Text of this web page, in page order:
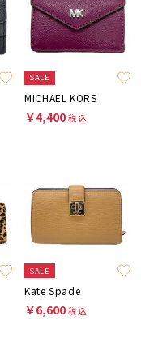
SALE
MICHAEL KORS
￥4,400税込
SALE
Kate Spade
￥6,600税込